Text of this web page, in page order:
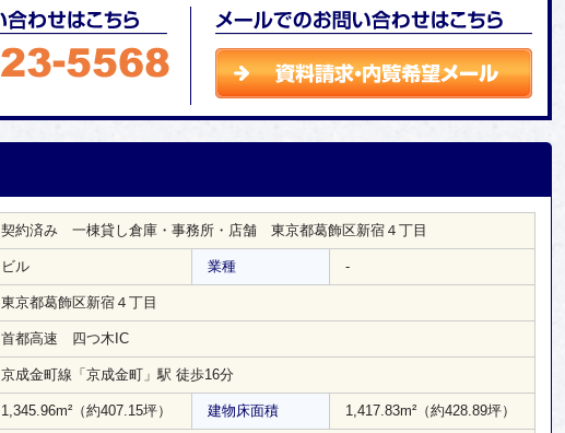
契約済み 一棟貸し倉庫・事務所・店舗 東京都葛飾区新宿４丁目
ビル 業種 -
東京都葛飾区新宿４丁目
首都高速 四つ木IC
京成金町線「京成金町」駅 徒歩16分
1,345.96m² （約407.15坪） 建物床面積 1,417.83m² （約428.89坪）